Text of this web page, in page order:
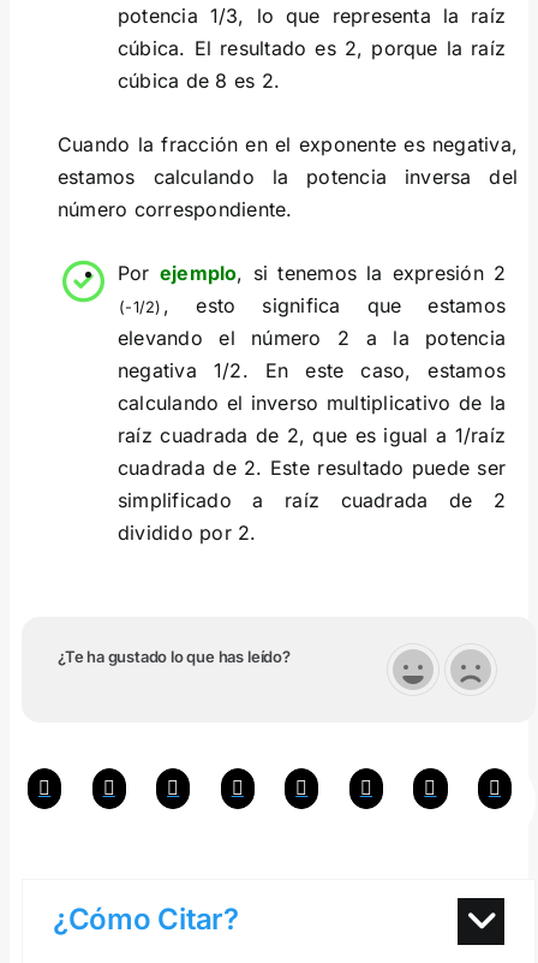
potencia 1/3, lo que representa la raíz
cúbica. El resultado es 2, porque la raíz
cúbica de 8 es 2.
Cuando la fracción en el exponente es negativa,
estamos calculando la potencia inversa del
número correspondiente.
Por ejemplo, si tenemos la expresión 2
(-1/2) , esto significa que estamos
elevando el número 2 a la potencia
negativa 1/2. En este caso, estamos
calculando el inverso multiplicativo de la
raíz cuadrada de 2, que es igual a 1/raíz
cuadrada de 2. Este resultado puede ser
simplificado a raíz cuadrada de 2
dividido por 2.
¿Te ha gustado lo que has leído?
¿Cómo Citar?